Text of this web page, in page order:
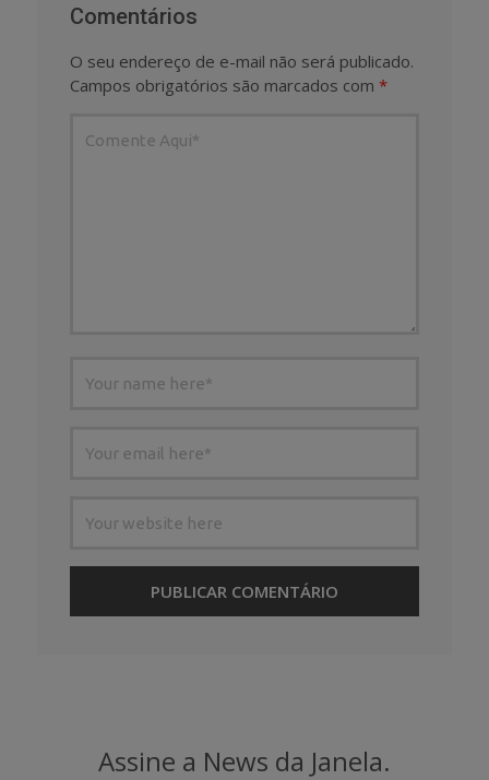
Comentários
O seu endereço de e-mail não será publicado.
Campos obrigatórios são marcados com *
Assine a News da Janela.